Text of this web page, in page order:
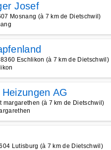
Josef
Mosnang (à 7 km de Dietschwil)
Eschlikon (à 7 km de Dietschwil)
AG
margarethen (à 7 km de Dietschwil)
Lutisburg (à 7 km de Dietschwil)